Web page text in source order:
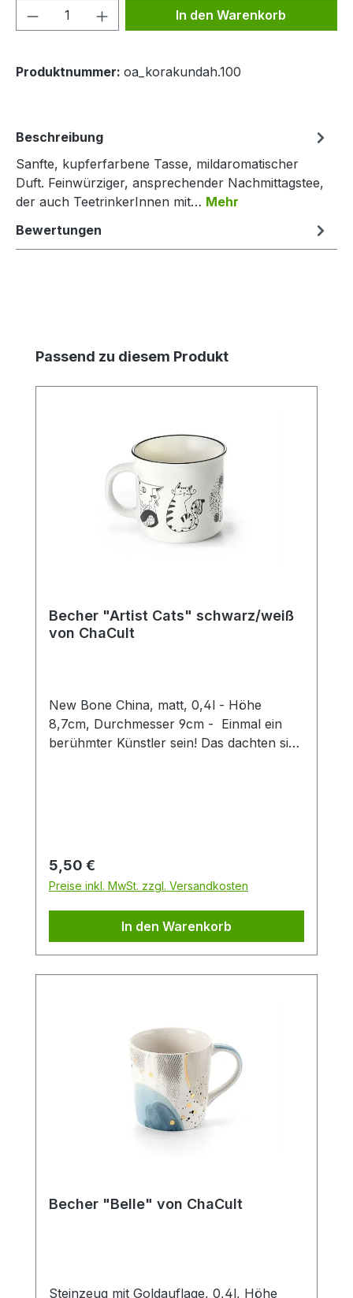
Produkt Anzahl: Gib denIn den Warenkorb
Produktnummer: oa_korakundah.100
Beschreibung
Sanfte, kupferfarbene Tasse, mildaromatischer
Duft. Feinwürziger, ansprechender Nachmittagstee,
der auch TeetrinkerInnen mit… Mehr
Bewertungen
Produktgalerie überspringen
Passend zu diesem Produkt
Becher "Artist Cats" schwarz/weiß
von ChaCult
New Bone China, matt, 0,4l - Höhe
8,7cm, Durchmesser 9cm - Einmal ein
berühmter Künstler sein! Das dachten sich
charmant mit verspielten Katzenfiguren
verbindet. Ideal für Kunstliebhaber,
Katzenfreunde oder als originelles
Geschenk. Die dezente schwarz-weiß
Optik des Designs, in feiner
Strichzeichnung, hält sich hierbei durch
Platz um ihre Strahlkraft zu entfalten. Der
Becher verfügt über eine mittlere
Füllmenge von 0,4 l und ist somit der
ideale Allrounder für den Genuss diverser
Heißgetränke. Die Artikelform erinnert an
einen Emaillebecher und unterstreicht
durch dieses nostalgische Stilelement im
SpülmaschinengeeignetMikrowellenfest
Regulärer Preis:
5,50 €
Preise inkl. MwSt. zzgl. Versandkosten
In den Warenkorb
Becher "Belle" von ChaCult
Steinzeug mit Goldauflage, 0,4l, Höhe